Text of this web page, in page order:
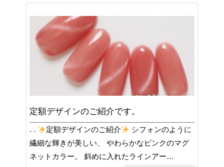
定額デザインのご紹介です。
. . 定額デザインのご紹介
シフォンのように
繊細な輝きが美しい、 やわらかなピンクのマグ
ネットカラー。 斜めに入れたラインアー…